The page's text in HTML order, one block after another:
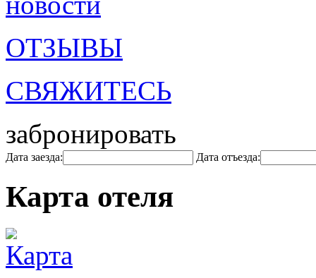
ОТЗЫВЫ
СВЯЖИТЕСЬ
забронировать
Дата заезда: Дата отъезда:
Карта отеля